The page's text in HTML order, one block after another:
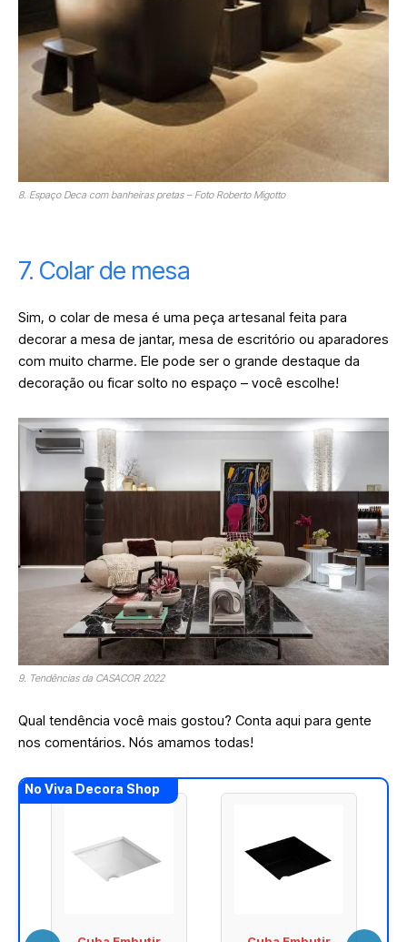
8. Espaço Deca com banheiras pretas – Foto Roberto Migotto
7. Colar de mesa
Sim, o colar de mesa é uma peça artesanal feita para
decorar a mesa de jantar, mesa de escritório ou aparadores
com muito charme. Ele pode ser o grande destaque da
decoração ou ficar solto no espaço – você escolhe!
9. Tendências da CASACOR 2022
Qual tendência você mais gostou? Conta aqui para gente
nos comentários. Nós amamos todas!
No Viva Decora Shop